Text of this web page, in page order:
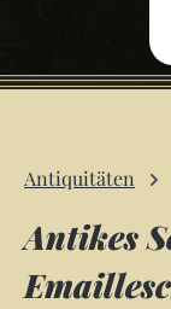
Antiquitäten
Antikes